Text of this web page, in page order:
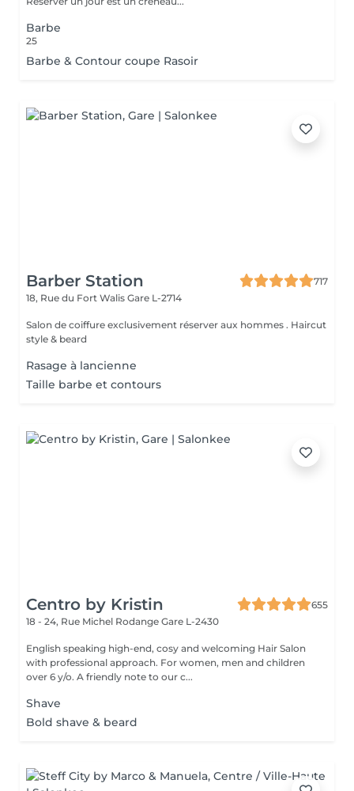
Barbe
25
Barbe & Contour coupe Rasoir
Barber Station
717
18, Rue du Fort Walis Gare L-2714
Salon de coiffure exclusivement réserver aux hommes . Haircut
style & beard
Rasage à lancienne
Taille barbe et contours
Centro by Kristin
655
18 - 24, Rue Michel Rodange Gare L-2430
English speaking high-end, cosy and welcoming Hair Salon
with professional approach. For women, men and children
over 6 y/o. A friendly note to our c...
Shave
Bold shave & beard